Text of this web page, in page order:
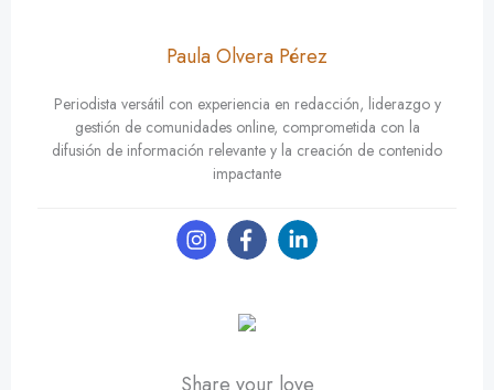
Paula Olvera Pérez
Periodista versátil con experiencia en redacción, liderazgo y
gestión de comunidades online, comprometida con la
difusión de información relevante y la creación de contenido
impactante
Share your love